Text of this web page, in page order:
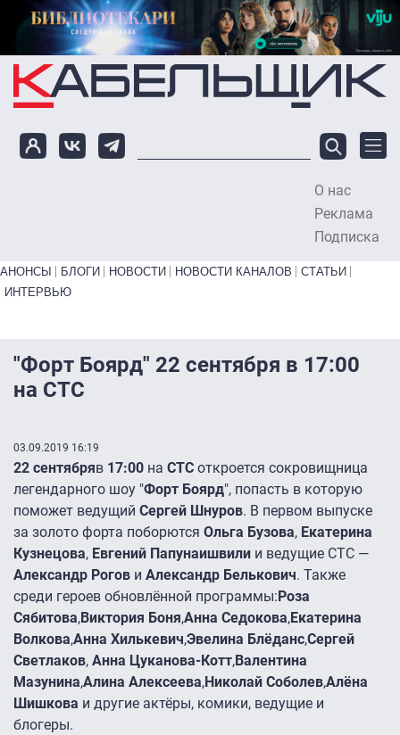
Перейти к основному содержанию
О нас
Реклама
Подписка
Primary links bottom
АНОНСЫ БЛОГИ НОВОСТИ НОВОСТИ КАНАЛОВ
СТАТЬИ
ИНТЕРВЬЮ
"Форт Боярд" 22 сентября в 17:00
на СТС
03.09.2019 16:19
22 сентябряв 17:00 на СТС откроется сокровищница
легендарного шоу "Форт Боярд", попасть в которую
поможет ведущий Сергей Шнуров. В первом выпуске
за золото форта поборются Ольга Бузова, Екатерина
Кузнецова, Евгений Папунаишвили и ведущие СТС —
Александр Рогов и Александр Белькович. Также
среди героев обновлённой программы: Роза
Сябитова,Виктория Боня,Анна Седокова,Екатерина
Волкова,Анна Хилькевич,Эвелина Блёданс,Сергей
Светлаков, Анна Цуканова-Котт,Валентина
Мазунина,Алина Алексеева,Николай Соболев,Алёна
Шишкова и другие актёры, комики, ведущие и
блогеры.